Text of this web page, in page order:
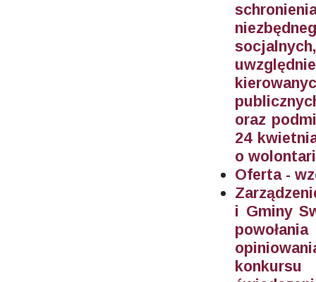
oraz
24
o
Oferta -
i Gminy